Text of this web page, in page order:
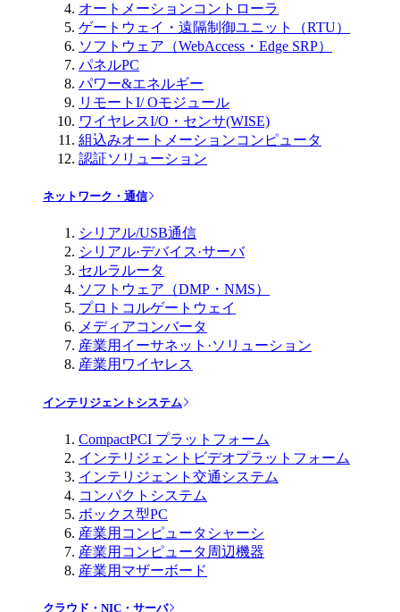
オートメーションコントローラ
ゲートウェイ・遠隔制御ユニット（RTU）
ソフトウェア（WebAccess・Edge SRP）
パネルPC
パワー&エネルギー
リモートI/ Oモジュール
ワイヤレスI/O・センサ(WISE)
組込みオートメーションコンピュータ
認証ソリューション
ネットワーク・通信
シリアル/USB通信
シリアル·デバイス·サーバ
セルラルータ
ソフトウェア（DMP・NMS）
プロトコルゲートウェイ
メディアコンバータ
産業用イーサネット·ソリューション
産業用ワイヤレス
インテリジェントシステム
CompactPCI プラットフォーム
インテリジェントビデオプラットフォーム
インテリジェント交通システム
コンパクトシステム
ボックス型PC
産業用コンピュータシャーシ
産業用コンピュータ周辺機器
産業用マザーボード
クラウド・NIC・サーバ